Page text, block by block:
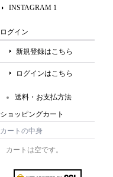
INSTAGRAM 1
ログイン
新規登録はこちら
ログインはこちら
送料・お支払方法
ショッピングカート
カートの中身
カートは空です。